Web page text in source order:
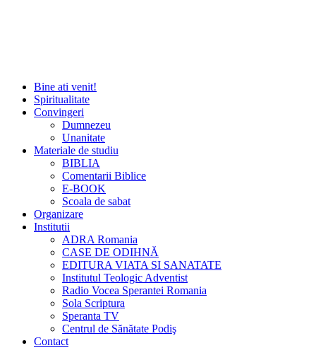
Bine ati venit!
Spiritualitate
Convingeri
Dumnezeu
Unanitate
Materiale de studiu
BIBLIA
Comentarii Biblice
E-BOOK
Scoala de sabat
Organizare
Institutii
ADRA Romania
CASE DE ODIHNĂ
EDITURA VIATA SI SANATATE
Institutul Teologic Adventist
Radio Vocea Sperantei Romania
Sola Scriptura
Speranta TV
Centrul de Sănătate Podiş
Contact